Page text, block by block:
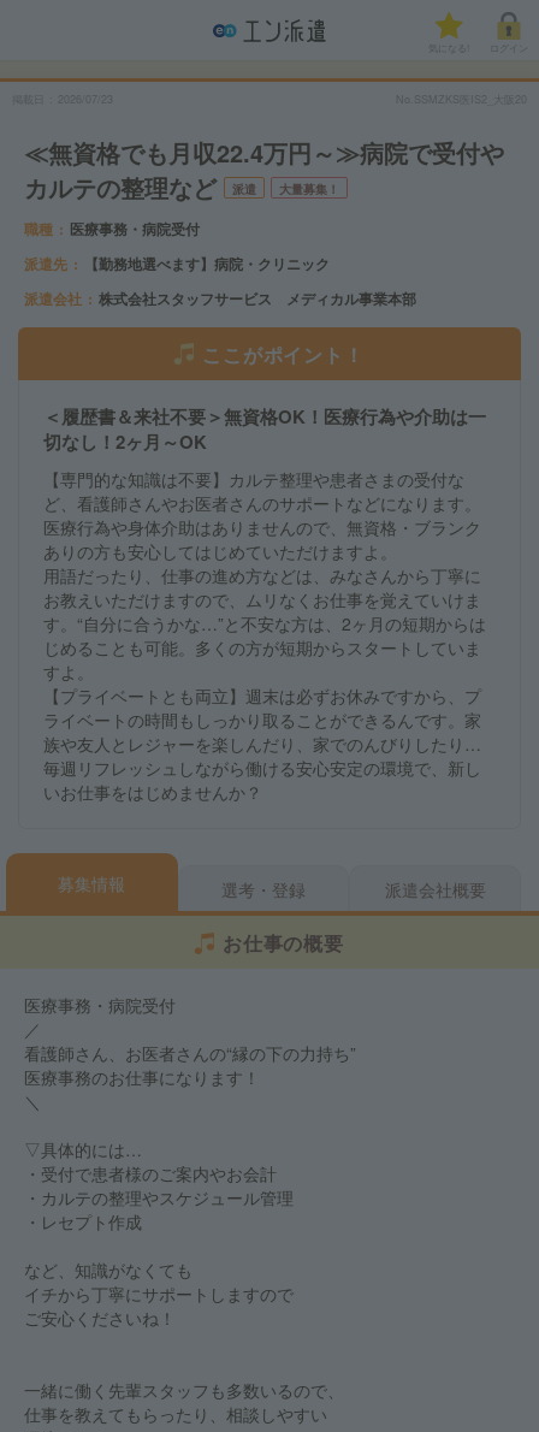
気になる!
No.SSMZKS医IS2_大阪20
≪無資格でも月収22.4万円～≫病院で受付や
カルテの整理など
派遣 大量募集！
職種
医療事務・病院受付
派遣先
【勤務地選べます】病院・クリニック
派遣会社
株式会社スタッフサービス メディカル事業本部
ここがポイント！
＜履歴書＆来社不要＞無資格OK！医療行為や介助は一
切なし！2ヶ月～OK
【専門的な知識は不要】カルテ整理や患者さまの受付な
ど、看護師さんやお医者さんのサポートなどになります。
医療行為や身体介助はありませんので、無資格・ブランク
ありの方も安心してはじめていただけますよ。
用語だったり、仕事の進め方などは、みなさんから丁寧に
お教えいただけますので、ムリなくお仕事を覚えていけま
す。“自分に合うかな…”と不安な方は、2ヶ月の短期からは
じめることも可能。多くの方が短期からスタートしていま
すよ。
【プライベートとも両立】週末は必ずお休みですから、プ
ライベートの時間もしっかり取ることができるんです。家
族や友人とレジャーを楽しんだり、家でのんびりしたり…
毎週リフレッシュしながら働ける安心安定の環境で、新し
いお仕事をはじめませんか？
募集情報 選考・登録 派遣会社概要
お仕事の概要
医療事務・病院受付
／
看護師さん、お医者さんの“縁の下の力持ち”
医療事務のお仕事になります！
＼
▽具体的には…
・受付で患者様のご案内やお会計
・カルテの整理やスケジュール管理
・レセプト作成
など、知識がなくても
イチから丁寧にサポートしますので
ご安心くださいね！
一緒に働く先輩スタッフも多数いるので、
仕事を教えてもらったり、相談しやすい